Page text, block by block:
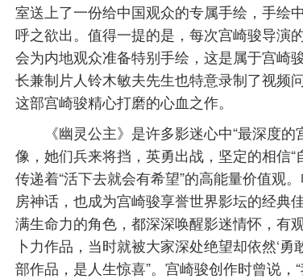
室送上了一份给中国观众的专属手绘，手绘
呼之欲出。值得一提的是，每次宫崎骏导演
会为内地观众准备特别手绘，这是属于宫崎
长兼制片人铃木敏夫先生也特意录制了视频
这部宫崎骏精心打磨的心血之作。
《幽灵公主》是许多影迷心中“最深度
像，她们兵来将挡，英勇出战，坚定的相信
传递着“活下去就会有希望”的高能量价值观
房神话，也成为宫崎骏享誉世界影坛的经典
满生命力的角色，都深深唤醒影迷情怀，有
卜力作品，当时就被大家深处绝望却依然‘
部作品，是人生惊喜”。宫崎骏创作时曾说